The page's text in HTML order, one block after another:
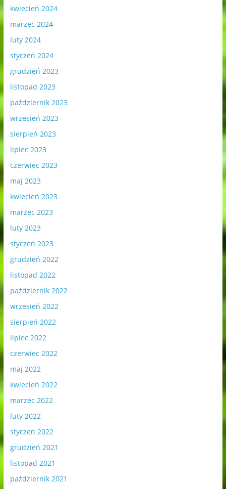
kwiecień 2024
marzec 2024
luty 2024
styczeń 2024
grudzień 2023
listopad 2023
październik 2023
wrzesień 2023
sierpień 2023
lipiec 2023
czerwiec 2023
maj 2023
kwiecień 2023
marzec 2023
luty 2023
styczeń 2023
grudzień 2022
listopad 2022
październik 2022
wrzesień 2022
sierpień 2022
lipiec 2022
czerwiec 2022
maj 2022
kwiecień 2022
marzec 2022
luty 2022
styczeń 2022
grudzień 2021
listopad 2021
październik 2021